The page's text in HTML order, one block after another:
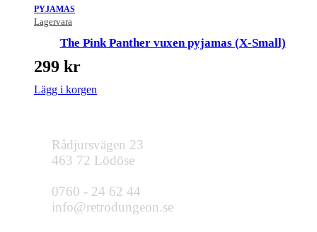
PYJAMAS
Lagervara
The Pink Panther vuxen pyjamas (X-Small)
299 kr
Lägg i korgen
Rådjursvägen 23
463 72 Lödöse
0760 - 24 62 44
info@retrodungeon.se